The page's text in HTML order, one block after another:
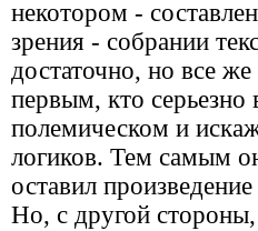
некотором -
зрения - собрании
достаточно, но все
первым, кто
полемическом и
логиков. Тем самым
оставил
Но, с другой